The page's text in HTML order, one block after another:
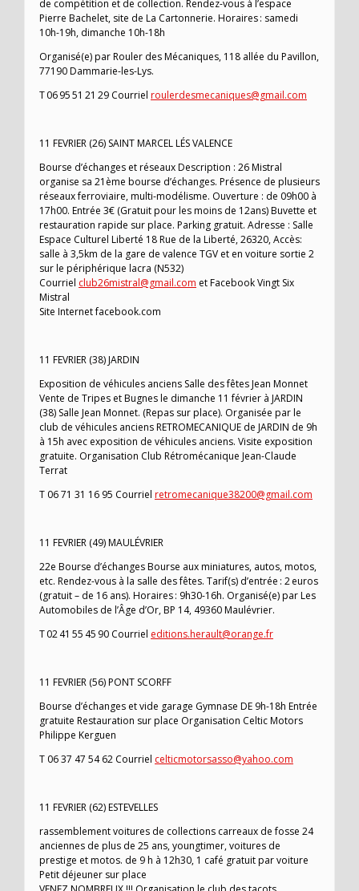
de compétition et de collection. Rendez-vous à l’espace
Pierre Bachelet, site de La Cartonnerie. Horaires : samedi
10h-19h, dimanche 10h-18h
Organisé(e) par Rouler des Mécaniques, 118 allée du Pavillon,
77190 Dammarie-les-Lys.
T 06 95 51 21 29 Courriel roulerdesmecaniques@gmail.com
11 FEVRIER (26) SAINT MARCEL LÉS VALENCE
Bourse d’échanges et réseaux Description : 26 Mistral
organise sa 21ème bourse d’échanges. Présence de plusieurs
réseaux ferroviaire, multi-modélisme. Ouverture : de 09h00 à
17h00. Entrée 3€ (Gratuit pour les moins de 12ans) Buvette et
restauration rapide sur place. Parking gratuit. Adresse : Salle
Espace Culturel Liberté 18 Rue de la Liberté, 26320, Accès:
salle à 3,5km de la gare de valence TGV et en voiture sortie 2
sur le périphérique lacra (N532)
Courriel club26mistral@gmail.com et Facebook Vingt Six
Mistral
Site Internet facebook.com
11 FEVRIER (38) JARDIN
Exposition de véhicules anciens Salle des fêtes Jean Monnet
Vente de Tripes et Bugnes le dimanche 11 février à JARDIN
(38) Salle Jean Monnet. (Repas sur place). Organisée par le
club de véhicules anciens RETROMECANIQUE de JARDIN de 9h
à 15h avec exposition de véhicules anciens. Visite exposition
gratuite. Organisation Club Rétromécanique Jean-Claude
Terrat
T 06 71 31 16 95 Courriel retromecanique38200@gmail.com
11 FEVRIER (49) MAULÉVRIER
22e Bourse d’échanges Bourse aux miniatures, autos, motos,
etc. Rendez-vous à la salle des fêtes. Tarif(s) d’entrée : 2 euros
(gratuit – de 16 ans). Horaires : 9h30-16h. Organisé(e) par Les
Automobiles de l’Âge d’Or, BP 14, 49360 Maulévrier.
T 02 41 55 45 90 Courriel editions.herault@orange.fr
11 FEVRIER (56) PONT SCORFF
Bourse d’échanges et vide garage Gymnase DE 9h-18h Entrée
gratuite Restauration sur place Organisation Celtic Motors
Philippe Kerguen
T 06 37 47 54 62 Courriel celticmotorsasso@yahoo.com
11 FEVRIER (62) ESTEVELLES
rassemblement voitures de collections carreaux de fosse 24
anciennes de plus de 25 ans, youngtimer, voitures de
prestige et motos. de 9 h à 12h30, 1 café gratuit par voiture
Petit déjeuner sur place